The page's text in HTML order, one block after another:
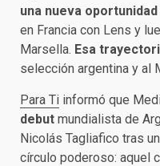
una nueva oportunidad
en Francia con Lens y
Marsella. Esa
selección argentina y al
Para Ti informó que
debut mundialista de
Nicolás Tagliafico tras
círculo poderoso: aquel